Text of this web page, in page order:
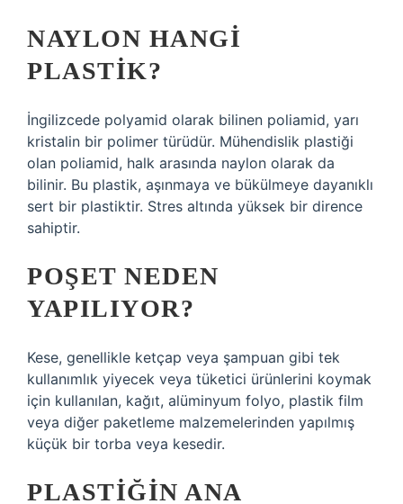
NAYLON HANGI
PLASTIK?
İngilizcede polyamid olarak bilinen poliamid, yarı
kristalin bir polimer türüdür. Mühendislik plastiği
olan poliamid, halk arasında naylon olarak da
bilinir. Bu plastik, aşınmaya ve bükülmeye dayanıklı
sert bir plastiktir. Stres altında yüksek bir dirence
sahiptir.
POŞET NEDEN
YAPILIYOR?
Kese, genellikle ketçap veya şampuan gibi tek
kullanımlık yiyecek veya tüketici ürünlerini koymak
için kullanılan, kağıt, alüminyum folyo, plastik film
veya diğer paketleme malzemelerinden yapılmış
küçük bir torba veya kesedir.
PLASTIĞIN ANA